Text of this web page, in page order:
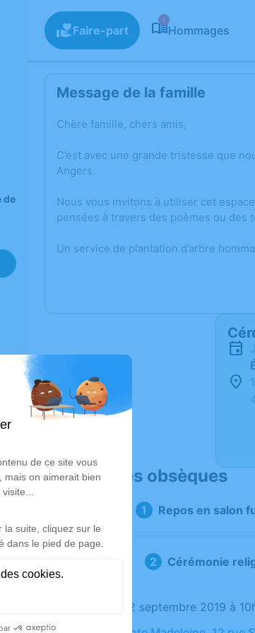
de
Faire-part
1
Hommages
Message de la famille
Chère famille, chers amis,
C’est avec une grande tristesse que
Angers.
Nous vous invitons à utiliser cet
pensées à travers des poèmes ou des
Un service de plantation d’arbre
Déroulé des obsèques
Repos en salon
Cérémonie
Le jeudi 12 septembre 2019 à